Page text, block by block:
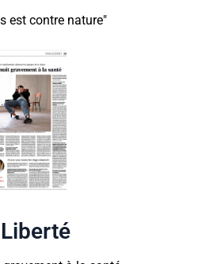
est contre nature"